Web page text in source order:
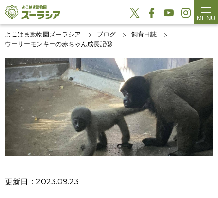
MENU
よこはま動物園ズーラシア ブログ
飼育日誌
ウーリーモンキーの赤ちゃん成長記⑨
更新日：2023.09.23